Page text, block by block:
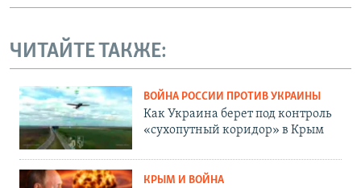
ЧИТАЙТЕ ТАКЖЕ:
ВОЙНА РОССИИ ПРОТИВ УКРАИНЫ
Как Украина берет под контроль
«сухопутный коридор» в Крым
КРЫМ И ВОЙНА